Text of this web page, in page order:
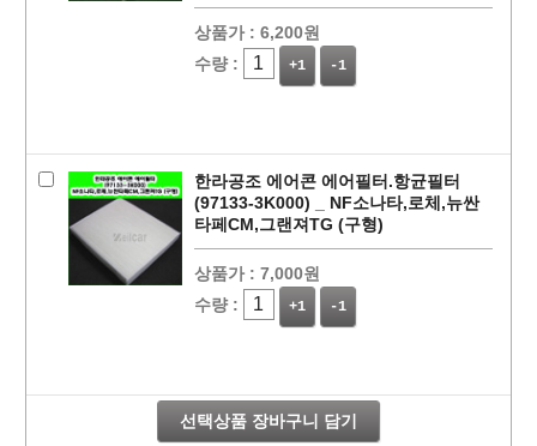
페이코 라이
구매
상품가 : 6,200원
수량 :
+1 -1
한라공조 에어콘 에어필터.항균필터
(97133-3K000) _ NF소나타,로체,뉴싼
타페CM,그랜져TG (구형)
상품가 : 7,000원
수량 :
+1 -1
선택상품 장바구니 담기